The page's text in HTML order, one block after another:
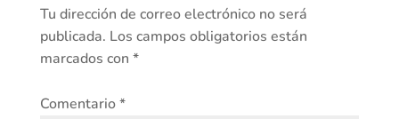
Tu dirección de correo electrónico no será
publicada. Los campos obligatorios están
marcados con *
Comentario*